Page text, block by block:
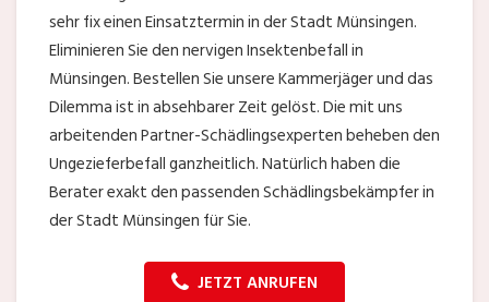
sehr fix einen Einsatztermin in der Stadt Münsingen.
Eliminieren Sie den nervigen Insektenbefall in
Münsingen. Bestellen Sie unsere Kammerjäger und das
Dilemma ist in absehbarer Zeit gelöst. Die mit uns
arbeitenden Partner-Schädlingsexperten beheben den
Ungezieferbefall ganzheitlich. Natürlich haben die
Berater exakt den passenden Schädlingsbekämpfer in
der Stadt Münsingen für Sie.
JETZT ANRUFEN